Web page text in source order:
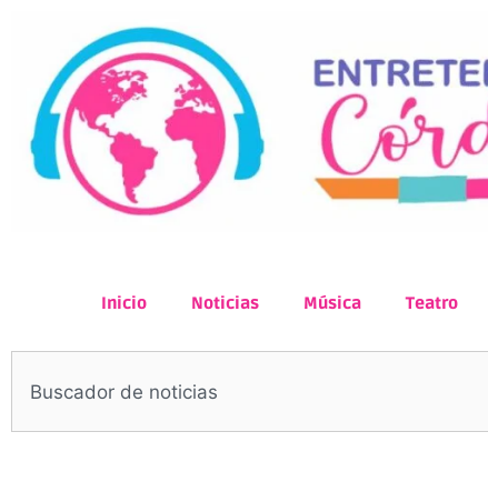
Inicio Noticias Música Teatro